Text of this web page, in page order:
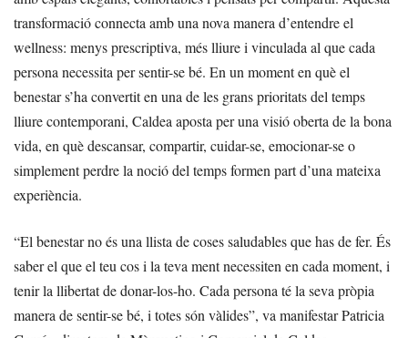
transformació connecta amb una nova manera d’entendre el
wellness: menys prescriptiva, més lliure i vinculada al que cada
persona necessita per sentir-se bé. En un moment en què el
benestar s’ha convertit en una de les grans prioritats del temps
lliure contemporani, Caldea aposta per una visió oberta de la bona
vida, en què descansar, compartir, cuidar-se, emocionar-se o
simplement perdre la noció del temps formen part d’una mateixa
experiència.
“El benestar no és una llista de coses saludables que has de fer. És
saber el que el teu cos i la teva ment necessiten en cada moment, i
tenir la llibertat de donar-los-ho. Cada persona té la seva pròpia
manera de sentir-se bé, i totes són vàlides”, va manifestar Patricia